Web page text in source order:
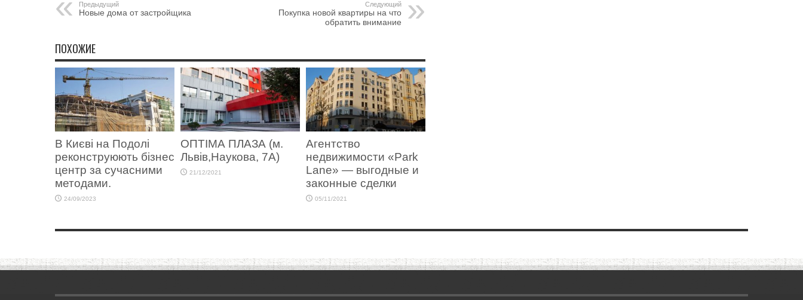
Предыдущий
Новые дома от застройщика
Следующий
Покупка новой квартиры на что
обратить внимание
ПОХОЖИЕ
В Києві на Подолі
реконструюють бізнес
центр за сучасними
методами.
24/09/2023
ОПТІМА ПЛАЗА (м.
Львів,Наукова, 7А)
21/12/2021
Агентство
недвижимости «Park
Lane» — выгодные и
законные сделки
05/11/2021